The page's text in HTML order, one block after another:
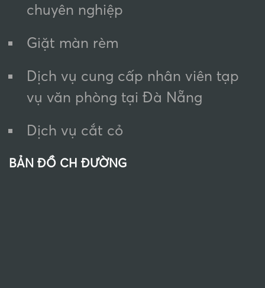
chuyên nghiệp
Giặt màn rèm
Dịch vụ cung cấp nhân viên tạp
vụ văn phòng tại Đà Nẵng
Dịch vụ cắt cỏ
BẢN ĐỒ CH ĐƯỜNG